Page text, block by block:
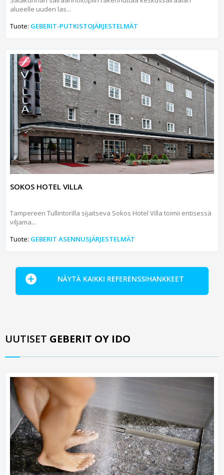
alueelle uuden las...
Tuote: GEBERIT-PUTKISTOJÄRJESTELMÄT
SOKOS HOTEL VILLA
Tampereen Tullintorilla sijaitseva Sokos Hotel Villa toimii entisessä
viljama...
Tuote: GEBERIT ASENNUSJÄRJESTELMÄT
NÄYTÄ KAIKKI REFERENSSIHANKKEET
UUTISET GEBERIT OY IDO